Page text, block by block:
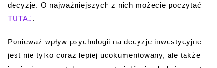
decyzje. O najważniejszych z nich możecie poczytać
TUTAJ.
Ponieważ wpływ psychologii na decyzje inwestycyjne
jest nie tylko coraz lepiej udokumentowany, ale także